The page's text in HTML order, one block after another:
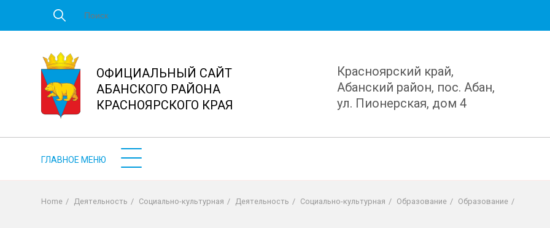
основному
ОФИЦИАЛЬНЫЙ САЙТ
АБАНСКОГО РАЙОНА
КРАСНОЯРСКОГО КРАЯ
Красноярский край,
Абанский район, пос. Абан,
ул. Пионерская, дом 4
Home / Деятельность / Социально-культурная / Деятельность / Социально-культурная / Образование / Образование /